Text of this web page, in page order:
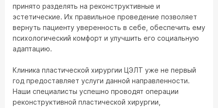
принято разделять на реконструктивные и
эстетические. Их правильное проведение позволяет
вернуть пациенту уверенность в себе, обеспечить ему
психологический комфорт и улучшить его социальную
адаптацию.
Клиника пластической хирургии ЦЭЛТ уже не первый
год предоставляет услуги данной направленности.
Наши специалисты успешно проводят операции
реконструктивной пластической хирургии,